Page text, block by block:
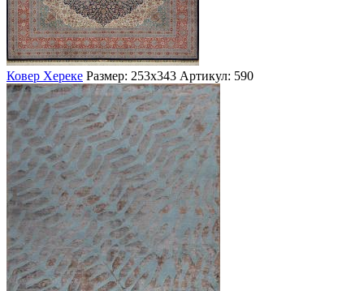
Ковер Хереке Размер: 253х343 Артикул: 590